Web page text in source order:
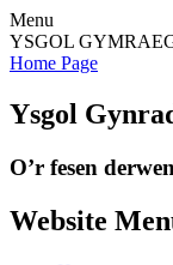
Menu
YSGOL
Home Page
Ysgol
O’r fesen
Website